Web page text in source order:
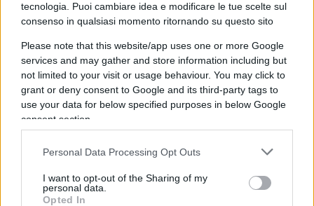
tecnologia. Puoi cambiare idea e modificare le tue scelte sul
consenso in qualsiasi momento ritornando su questo sito
Please note that this website/app uses one or more Google
services and may gather and store information including but
not limited to your visit or usage behaviour. You may click to
grant or deny consent to Google and its third-party tags to
use your data for below specified purposes in below Google
consent section.
Personal Data Processing Opt Outs
I want to opt-out of the Sharing of my
personal data.
Opted In
Un racconto inedito e divertente.
Vittorio Sgarbi, daLa Ripartenza 2022
#NICOLA PORRO #VITTORIO SGARBI